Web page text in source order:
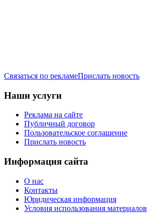
Связаться по рекламеПрислать новость
Наши услуги
Реклама на сайте
Публичный договор
Пользовательское соглашение
Прислать новость
Информация сайта
О нас
Контакты
Юридическая информация
Условия использования материалов